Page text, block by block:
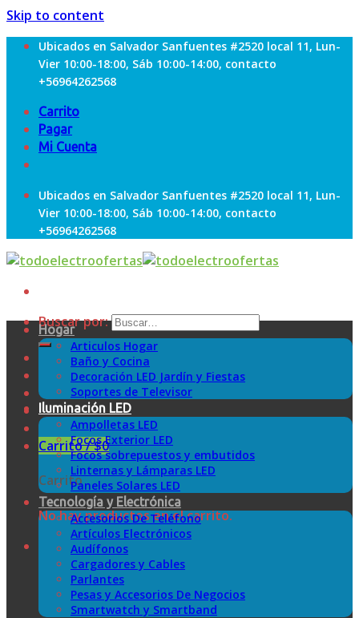
Skip to content
Ubicados en Salvador Sanfuentes #2520 local 11, Lun-
Vier 10:00-18:00, Sáb 10:00-14:00, contacto
+56964262568
Carrito
Pagar
Mi Cuenta
Ubicados en Salvador Sanfuentes #2520 local 11, Lun-
Vier 10:00-18:00, Sáb 10:00-14:00, contacto
+56964262568
Buscar por:
Carrito /$0
Carrito
No hay productos en el carrito.
Hogar
Articulos Hogar
Baño y Cocina
Decoración LED Jardín y Fiestas
Soportes de Televisor
Iluminación LED
Ampolletas LED
Focos Exterior LED
Focos sobrepuestos y embutidos
Linternas y Lámparas LED
Paneles Solares LED
Tecnología y Electrónica
Accesorios De Teléfono
Artículos Electrónicos
Audífonos
Cargadores y Cables
Parlantes
Pesas y Accesorios De Negocios
Smartwatch y Smartband